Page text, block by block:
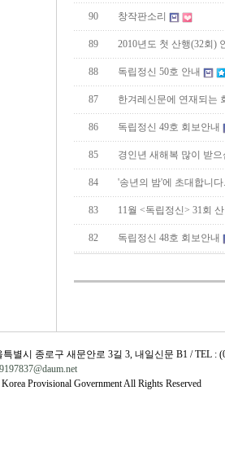
90 창작판소리
89 2010년도 첫 산행(32회)
88 독립정신 50호 안내
87 한겨레신문에 연재되는
86 독립정신 49호 회보안내
85 경인년 새해복 많이 받으
84 '송년의 밤'에 초대합니다.
83 11월 <독립정신> 31회
82 독립정신 48호 회보안내
특별시 종로구 새문안로 3길 3, 내일신문 B1 / TEL :
Provisional Government All Rights Reserved